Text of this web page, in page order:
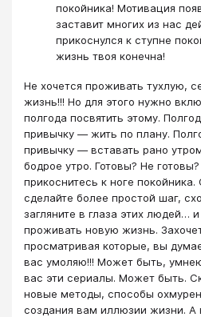
покойника! Мотивация
заставит многих из нас
прикоснулся к ступне
жизнь твоя конечна!
Не хочется проживать тухлую,
жизнь!!! Но для этого нужно
полгода посвятить этому.
привычку — жить по плану.
привычку — вставать рано
бодрое утро. Готовы? Не
прикоснитесь к ноге
сделайте более простой шаг,
загляните в глаза этих людей…
проживать новую жизнь.
просматривая которые, вы
вас умоляю!!! Может быть,
вас эти сериалы. Может быть.
новые методы, способы
создания вам иллюзии жизни. А